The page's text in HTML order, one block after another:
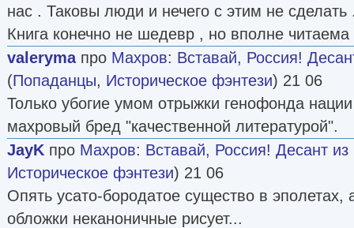
нас . Таковы люди и нечего с этим не сделать
Книга конечно не шедевр , но вполне
valerymaпро Махров: Вставай, Россия!
(Попаданцы, Историческое фэнтези) 21 06
Только убогие умом отрыжки генофонда нации
махровый бред "качественной литературой".
JayK про Махров: Вставай, Россия! Десант из
Историческое фэнтези) 21 06
Опять усато-бородатое существо в эполетах,
обложки неканоничные рисует...